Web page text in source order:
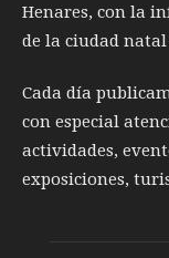
Henares, con la
de la ciudad natal
Cada día
con especial
actividades,
exposiciones,